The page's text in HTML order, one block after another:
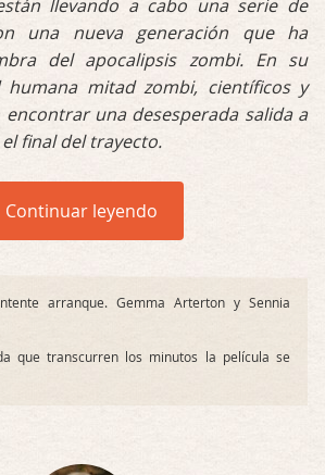
llevando a cabo una serie de
una nueva generación que ha
del apocalipsis zombi. En su
humana mitad zombi, científicos y
una desesperada salida a
final del trayecto.
Continuar leyendo
arranque. Gemma Arterton y Sennia
que transcurren los minutos la película se